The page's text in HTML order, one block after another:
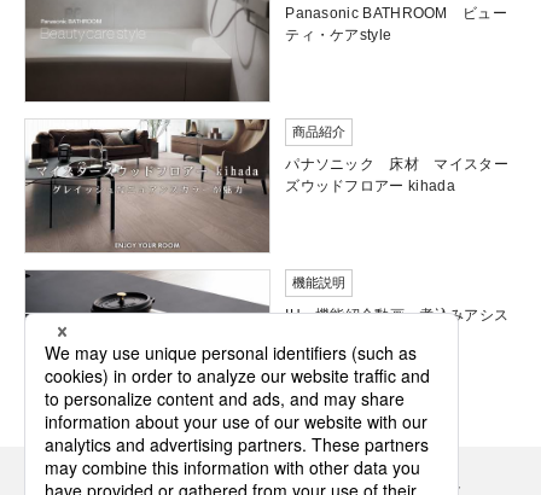
Panasonic BATHROOM ビュー
ティ・ケアstyle
商品紹介
パナソニック 床材 マイスター
ズウッドフロアー kihada
機能説明
IH 機能紹介動画 煮込みアシス
Panasonicの住まい・くらし SNSアカウント